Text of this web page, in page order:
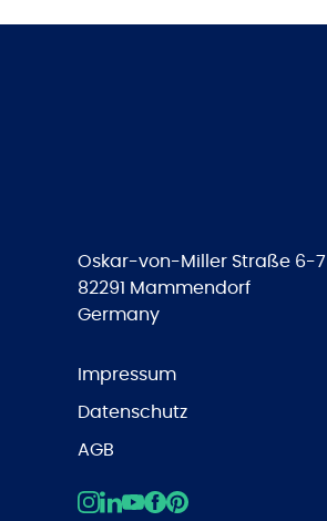
Oskar-von-Miller Straße 6-7
82291 Mammendorf
Germany
Impressum
Datenschutz
AGB